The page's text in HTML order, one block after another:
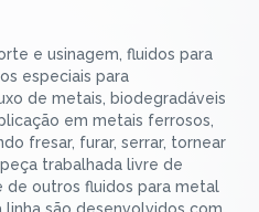
e usinagem, fluidos para
especiais para
de metais, biodegradáveis
em metais ferrosos,
fresar, furar, serrar, tornear
trabalhada livre de
outros fluidos para metal